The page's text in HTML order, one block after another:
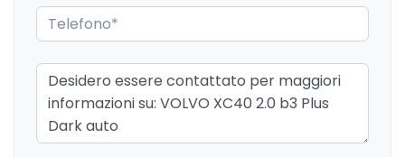
Fari autoadattivi a led
Fari con accensione automatica
Fari con accensione automatica + sensore pioggia
Freno di stazionamento elettrico